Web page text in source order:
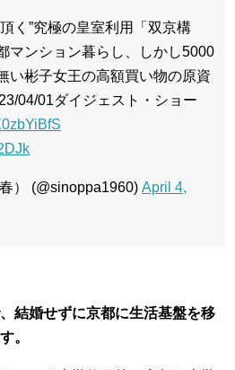
く”究極の皇室利用「双京構
マンション暮らし、しかし5000
い彬子女王の高額買い物の原資
04/01ダイジェスト・ショー
） (@sinoppa1960) April 4,
結婚せずに京都に生活基盤を移
。